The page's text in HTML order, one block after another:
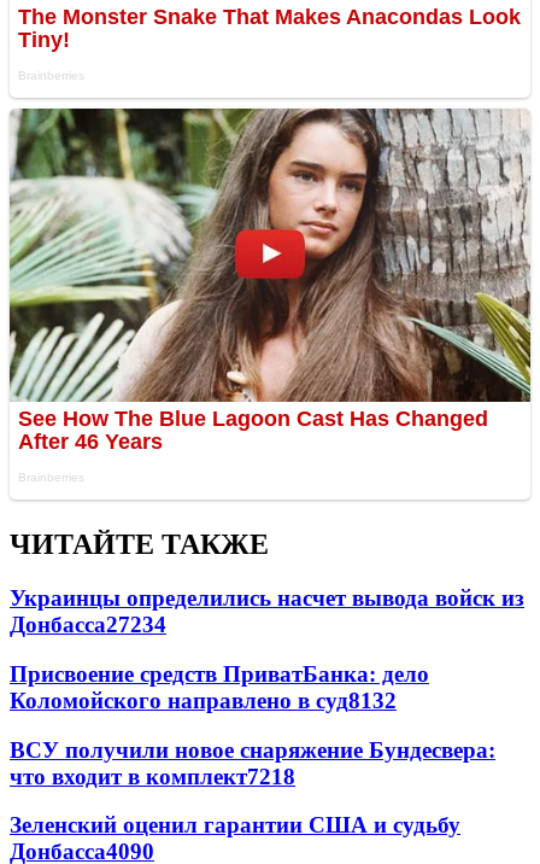
ЧИТАЙТЕ ТАКЖЕ
Украинцы определились насчет вывода войск из
Донбасса27234
Присвоение средств ПриватБанка: дело
Коломойского направлено в суд8132
ВСУ получили новое снаряжение Бундесвера:
что входит в комплект7218
Зеленский оценил гарантии США и судьбу
Донбасса4090